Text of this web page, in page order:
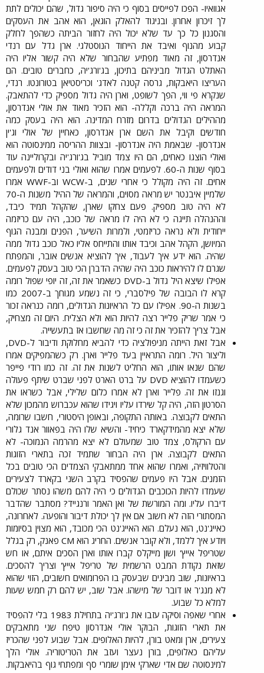
אגוואיו- הפכו לפייסים בסוף כי היה סיפור גדול, שהם יכולים לתת
לך זיכרון אחרון. ובניגוד להאלק הוגאן, הוא אהב את העסקים
והסגנון כל כך עד שלא יכול היה לחזור הביתה כשהפך לחלק
קבוע מהנוף ואיבד את הייחוד הנוסטלגי. ארן גדל עם רנדי
אנדרסון, זה מאוד מפתיע שהבחור שלא היה קשור אליו היה
האתלט הגדול מביניהם בתיכון, בג'ורג'יה, כחברים טובים. הם
העריצו היאבקות, גרסה קטנה לאדג' וכריסטיאן בטורונטו. רנדי,
שנקרא פי ווי, הפך לשופט, וארן היה גדול מספיק כדי להתאבק.
המראה היה ברכה וקללה- הוא הזכיר מאוד את אולי אנדרסון,
מההילים הגדולים בדרום מזרח המדינה. הוא היה בעסק כמה
חודשים וקיבל את השם ארן אנדרסון, כאחיין של אולי וג'ין
אנדרסון- שבאמת היה אנדרסון- ובצוות ההריסה ממינסוטה הוא
ואולי הוצגו כאחים, הם היו צמד מוביל בג'ורג'יה ובקרוליינה עוד
בסוף שנות ה-60. לפעמים אמרו שהוא ואולי בני דודים ולפעמים
אחים. זה היה מקולל כי אחרי שנים, ב-WCW וב-WWF אמרו
שלמיין איבנטר יש מראה מסוים, והמראה של ההיל משנות ה-70
לא היה טוב מספיק. פעם צחקו שארן, שהקהל תמיד כיבד,
וההנהלה תייגה כי לא היה לו מראה של כוכב, היה עם כריזמה
ייחודית ולא נראה כריזמטי, ולמרות השיער, הפנים ומבנה הגוף
המיושן, הקהל אהב וכיבד אותו והתייחס אליו כאל כוכב גדול ממה
שהיה. הוא ידע איך לעבוד, איך להוציא אנשים אובר, והמפתח
שגרם לו להיראות כוכב היה שהיה הדברן הכי טוב בעסק לפעמים.
אפילו שיצא היל גדול ב-DVD כשאמר את זה, זה יופי שפול רומה
קרא לו הבובה של פילסברי, כי זה נשמע מגוחך ב-2007 כמו
בשנות ה-90. אפילו עם כל הראיונות הגדולים, רומה כנראה זכור
כי אמר שריק פלייר רצה להיות הוא ולא הצליח. היום זה מצחיק,
אבל צריך להזכיר את זה כי זה מה שחשבו אז בתעשייה.​
אבל זאת הייתה מניפולציה כדי להביא מחלוקת ודיבור ל-DVD,
וליצור היל. רומה התראיין בעד פלייר וארן. רק כשהמפיקים אמרו
שהם שנאו אותו, הוא החליט לשנות את זה. זה כמו רודי פייפר
כשעמדו להוציא DVD על ברט הארט לפני שברט שיתף פעולה
וגנזו את זה. פלייר וארן לא אמרו כלום שלילי, אבל כשראו את
הסרטון הזה, היה קל שירדו עליו ויגידו שהוא עכברוש מהמכון שלא
התאים לקבוצה. באותה התקופה, ובאופן היסטורי, חשבו שרומה,
שלא יצא מהמידקארד כיחיד- והשיא שלו היה בפאוור אנד גלורי
עם הרקולס, צמד טוב שמעולם לא יצא מהרמה הנמוכה- לא
התאים לקבוצה. ארן היה הבחור שתמיד זכה בתארי הזוגות
והטלוויזיה, ואמרו שהוא אחד ממתאבקי הצמדים הכי טובים בכל
הזמנים. אבל היו פעמים שהפסיד בקרב השני בקארד לצעירים
שעמדו להיות הכוכבים הגדולים כי היה להם משהו נסתר שכולם
דיברו עליו. ומה המורשת של ואן האמר ורנגייד? מסתבר שהדבר
המסתורי הזה לא חשוב אם אין לך יכולת דיבור והופעה. לאחרונה,
כאייג'נט, הוא נעלם. הוא האייג'נט הכי מכובד, הוא מצוין בסיומות
ויודע איך ללמד, ולא קובר אנשים. החריג הוא CM פאנק, רק בגלל
שטריפל אייץ' ושון מייקלס קברו אותו וארן הסכים איתם, או חש
שזאת נקודת המבט הרשמית של טריפל אייץ' וצריך להסכים.
בראיונות, שוב מבינים שבעסק בו הפרומואים חשובים, הזוי שהוא
לא מנג'ר או דובר של מישהו. אבל שוב, יש להם רק חמש שעות
למלא כל שבוע.​
אחרי שאפה וסיקה עזבו את ג'ורג'יה בתחילת 1983 בלי להפסיד
את תארי הזוגות, הבוקר אולי אנדרסון טיפח שני מתאבקים
צעירים, ארן ומאט בורן, להיות האלופים. אבל שבוע לפני שהכריז
עליהם כאלופים, בורן נעצר ועזב את הטריטוריה. אולי הלך
למינסוטה שם אדי שארקי אימן שומרי סף ומפתחי גוף בהיאבקות.